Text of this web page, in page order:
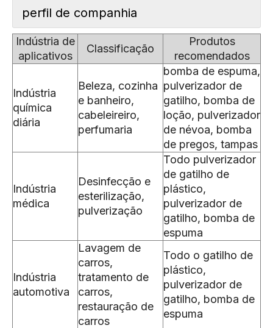
perfil de companhia
Indústria de
aplicativos
Classificação
Produtos
recomendados
Indústria
química
diária
Beleza, cozinha
e banheiro,
cabeleireiro,
perfumaria
bomba de espuma,
pulverizador de
gatilho, bomba de
loção, pulverizador
de névoa, bomba
de pregos, tampas
Indústria
médica
Desinfecção e
esterilização,
pulverização
Todo pulverizador
de gatilho de
plástico,
pulverizador de
gatilho, bomba de
espuma
Indústria
automotiva
Lavagem de
carros,
tratamento de
carros,
restauração de
carros
Todo o gatilho de
plástico,
pulverizador de
gatilho, bomba de
espuma